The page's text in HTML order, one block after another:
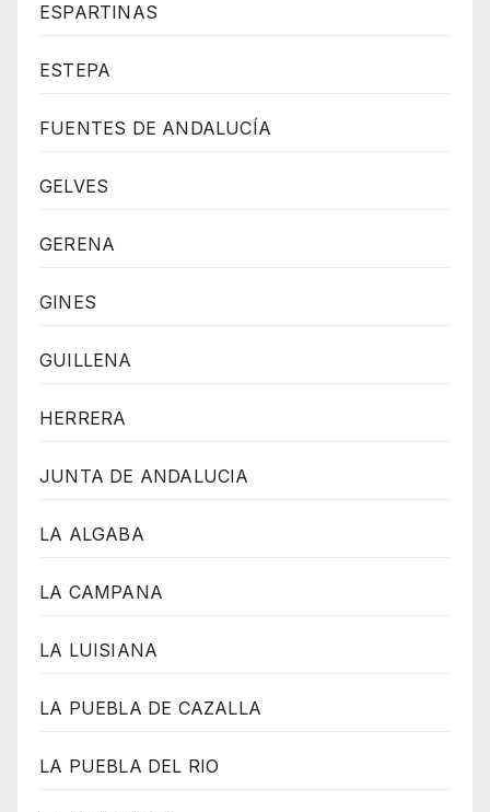
ESPARTINAS
ESTEPA
FUENTES DE ANDALUCÍA
GELVES
GERENA
GINES
GUILLENA
HERRERA
JUNTA DE ANDALUCIA
LA ALGABA
LA CAMPANA
LA LUISIANA
LA PUEBLA DE CAZALLA
LA PUEBLA DEL RIO